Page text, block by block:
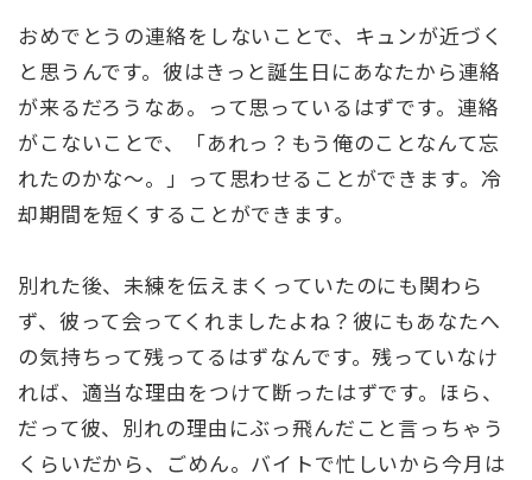
おめでとうの連絡をしないことで、キュンが近づく
と思うんです。彼はきっと誕生日にあなたから連絡
が来るだろうなあ。って思っているはずです。連絡
がこないことで、「あれっ？もう俺のことなんて忘
れたのかな～。」って思わせることができます。冷
却期間を短くすることができます。
別れた後、未練を伝えまくっていたのにも関わら
ず、彼って会ってくれましたよね？彼にもあなたへ
の気持ちって残ってるはずなんです。残っていなけ
れば、適当な理由をつけて断ったはずです。ほら、
だって彼、別れの理由にぶっ飛んだこと言っちゃう
くらいだから、ごめん。バイトで忙しいから今月は